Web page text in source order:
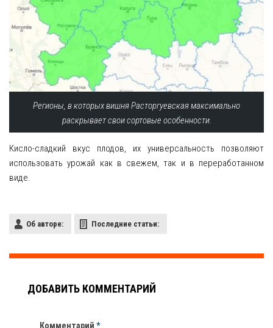
Регионы, в которых вишня Расторгуевская максимально
раскрывает свои сортовые особенности.
Кисло-сладкий вкус плодов, их универсальность позволяют
использовать урожай как в свежем, так и в переработанном
виде.
Об авторе: Последние статьи:
ДОБАВИТЬ КОММЕНТАРИЙ
Комментарий *